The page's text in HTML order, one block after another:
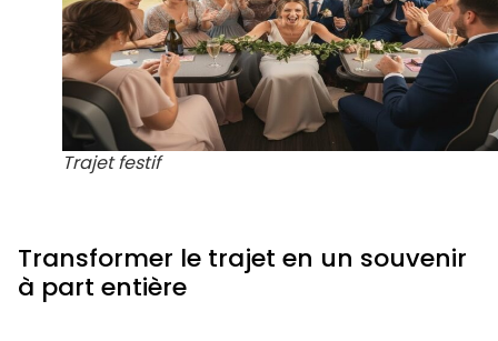
Trajet festif
Transformer le trajet en un souvenir
à part entière